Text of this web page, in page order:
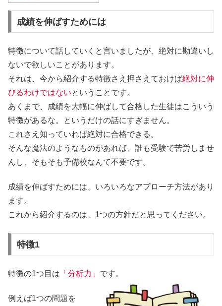
成績を伸ばすためには
特徴について話していくと言いましたが、絶対に勘違いし
ないで欲しいことがあります。
それは、今から紹介する特徴さえ押さえておけば絶対に伸
びるわけではないということです。
あくまで、成績を大幅に伸ばして合格した生徒はこういう
特徴があるな。というだけの話にすぎません。
これさえ知っていれば絶対に合格できる。
そんな魔法のようなものがあれば、誰も受験で苦労しませ
んし、そもそも予備校なんて不要です。
成績を伸ばすためには、 いろいろなアプローチ方法があり
ます。
これから紹介するのは、1つの方針だと思ってください。
特徴1
特徴の1つ目は 「分析力」 です。
例えば1つの問題を